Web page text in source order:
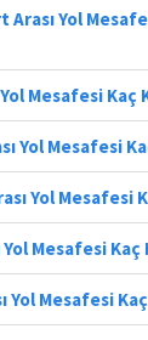
Yol
Yol Mesafesi
Yol Mesafesi
Yol Mesafesi
Yol Mesafesi
Yol Mesafesi